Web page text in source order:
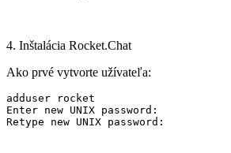
4. Inštalácia Rocket.Chat
Ako prvé vytvorte užívateľa:
adduser rocket
Enter new UNIX password:
Retype new UNIX password: